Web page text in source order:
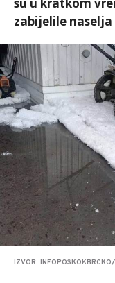
zabijelile
IZVOR: INFOPOSKOKBRCKO/